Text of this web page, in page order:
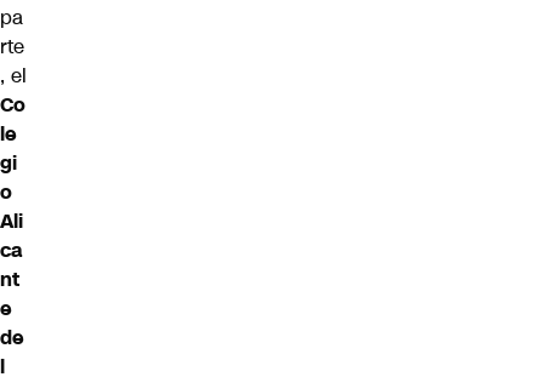
pa
rte
, el
Co
le
gi
o
Ali
ca
nt
e
de
l